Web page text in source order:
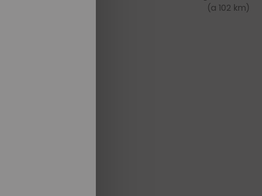
(a 102 km)